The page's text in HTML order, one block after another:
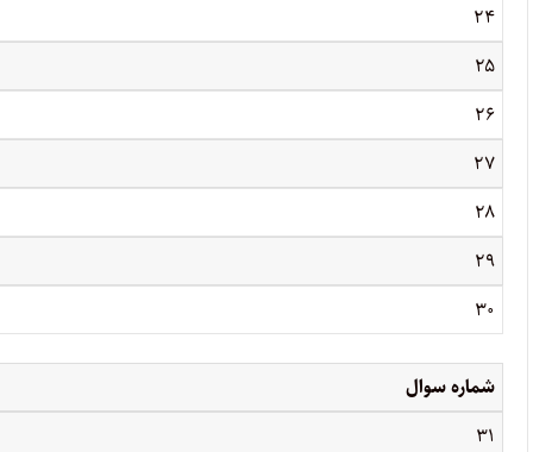
۲۴
۲۵
۲۶
۲۷
۲۸
۲۹
۳۰
شماره سوال
۳۱